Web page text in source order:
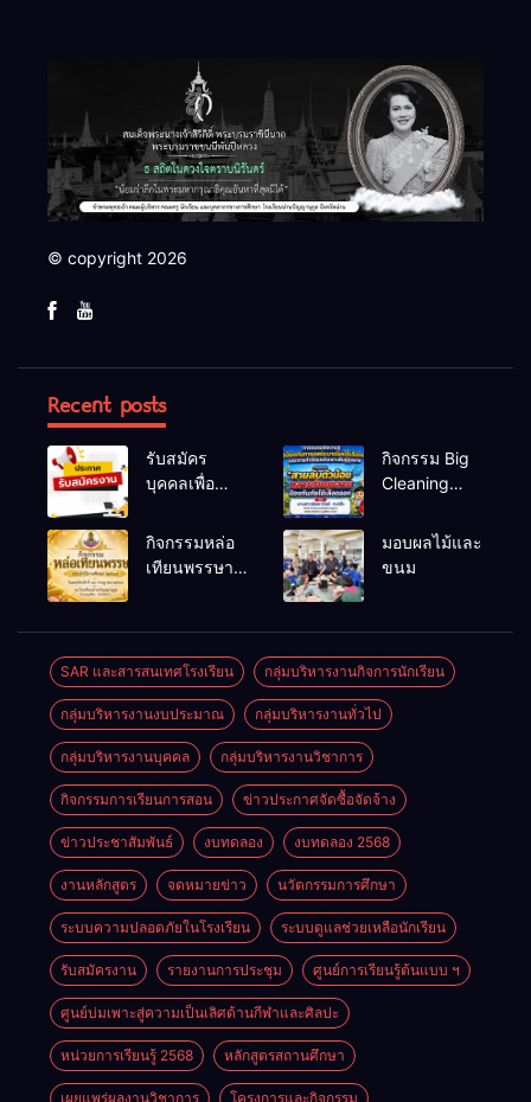
© copyright 2026
Recent posts
รับสมัคร
บุคคลเพื่อ
เลือกสรรเป็น
พนักงาน
กิจกรรม Big
Cleaning
ป้องกันโรคไข้
กิจกรรมหล่อ
เทียนพรรษา
มอบผลไม้และ
ขนม
SAR และสารสนเทศโรงเรียน กลุ่มบริหารงานกิจการนักเรียน
กลุ่มบริหารงานงบประมาณ กลุ่มบริหารงานทั่วไป
กลุ่มบริหารงานบุคคล กลุ่มบริหารงานวิชาการ
กิจกรรมการเรียนการสอน ข่าวประกาศจัดซื้อจัดจ้าง
ข่าวประชาสัมพันธ์ งบทดลอง งบทดลอง 2568
งานหลักสูตร จดหมายข่าว นวัตกรรมการศึกษา
ระบบความปลอดภัยในโรงเรียน ระบบดูแลช่วยเหลือนักเรียน
รับสมัครงาน รายงานการประชุม ศูนย์การเรียนรู้ต้นแบบ ฯ
ศูนย์บ่มเพาะสู่ความเป็นเลิศด้านกีฬาและศิลปะ
หน่วยการเรียนรู้ 2568 หลักสูตรสถานศึกษา
เผยแพร่ผลงานวิชาการ โครงการและกิจกรรม